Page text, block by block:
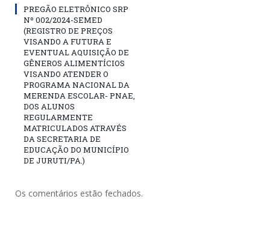
PREGÃO ELETRÔNICO SRP
Nº 002/2024-SEMED
(REGISTRO DE PREÇOS
VISANDO A FUTURA E
EVENTUAL AQUISIÇÃO DE
GÊNEROS ALIMENTÍCIOS
VISANDO ATENDER O
PROGRAMA NACIONAL DA
MERENDA ESCOLAR- PNAE,
DOS ALUNOS
REGULARMENTE
MATRICULADOS ATRAVÉS
DA SECRETARIA DE
EDUCAÇÃO DO MUNICÍPIO
DE JURUTI/PA.)
Os comentários estão fechados.